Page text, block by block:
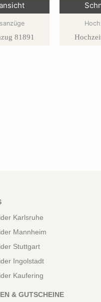
81891
Karlsruhe
Mannheim
Stuttgart
Ingolstadt
Kaufering
& GUTSCHEINE